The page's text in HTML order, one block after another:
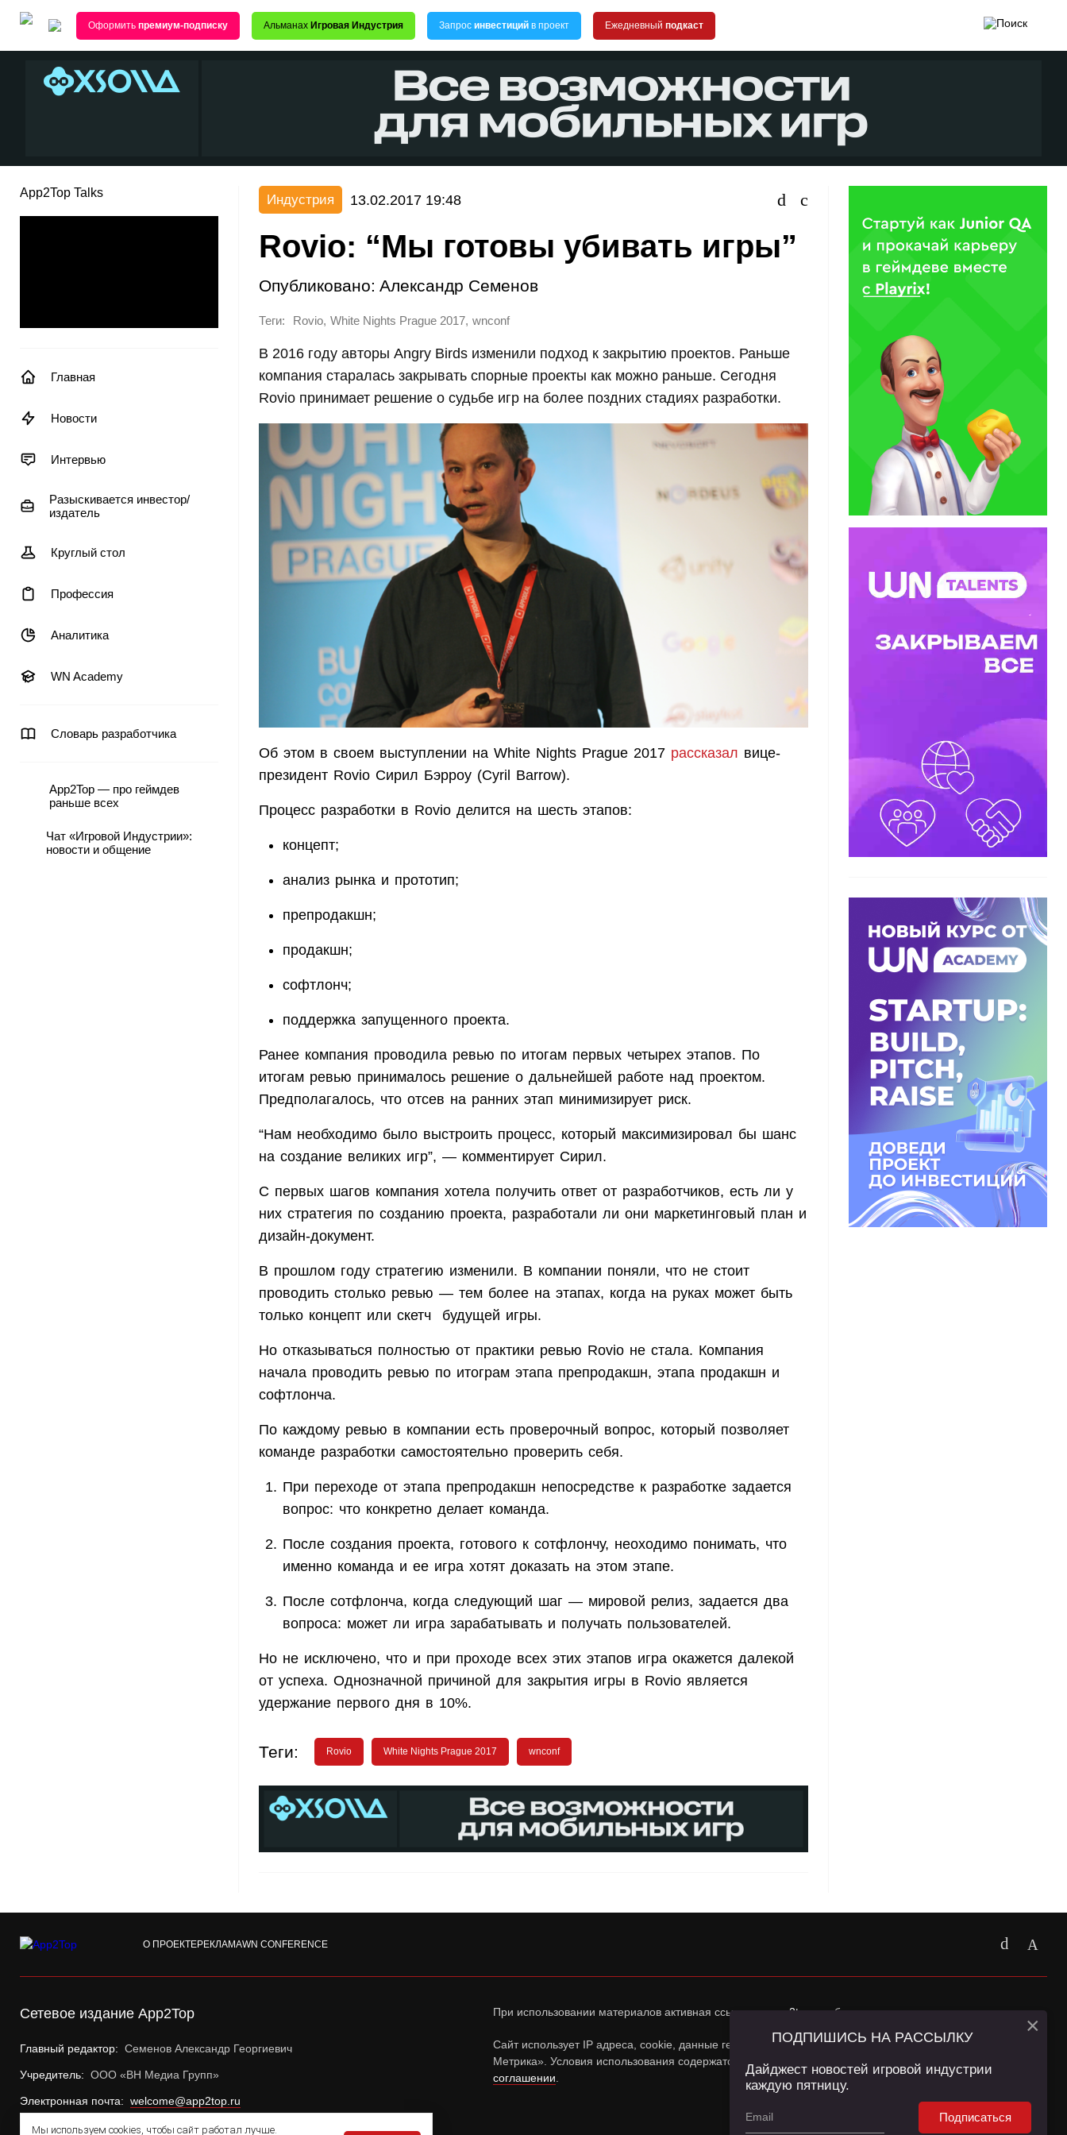
Оформить премиум-подписку Альманах Игровая Индустрия Запрос инвестиций в проект Ежедневный подкаст
App2Top Talks
Главная
Новости
Интервью
Разыскивается инвестор/
издатель
Круглый стол
Профессия
Аналитика
WN Academy
Словарь разработчика
App2Top — про геймдев
раньше всех
Чат «Игровой Индустрии»:
новости и общение
Индустрия 13.02.2017 19:48
Rovio: “Мы готовы убивать игры”
Опубликовано: Александр Семенов
Теги: Rovio, White Nights Prague 2017, wnconf
В 2016 году авторы Angry Birds изменили подход к закрытию проектов. Раньше
компания старалась закрывать спорные проекты как можно раньше. Сегодня
Rovio принимает решение о судьбе игр на более поздних стадиях разработки.
Об этом в своем выступлении на White Nights Prague 2017 рассказал вице-
президент Rovio Сирил Бэрроу (Cyril Barrow).
Процесс разработки в Rovio делится на шесть этапов:
концепт;
анализ рынка и прототип;
препродакшн;
продакшн;
софтлонч;
поддержка запущенного проекта.
Ранее компания проводила ревью по итогам первых четырех этапов. По
итогам ревью принималось решение о дальнейшей работе над проектом.
Предполагалось, что отсев на ранних этап минимизирует риск.
“Нам необходимо было выстроить процесс, который максимизировал бы шанс
на создание великих игр”, — комментирует Сирил.
С первых шагов компания хотела получить ответ от разработчиков, есть ли у
них стратегия по созданию проекта, разработали ли они маркетинговый план и
дизайн-документ.
В прошлом году стратегию изменили. В компании поняли, что не стоит
проводить столько ревью — тем более на этапах, когда на руках может быть
только концепт или скетч будущей игры.
Но отказываться полностью от практики ревью Rovio не стала. Компания
начала проводить ревью по итограм этапа препродакшн, этапа продакшн и
софтлонча.
По каждому ревью в компании есть проверочный вопрос, который позволяет
команде разработки самостоятельно проверить себя.
При переходе от этапа препродакшн непосредстве к разработке задается
вопрос: что конкретно делает команда.
После создания проекта, готового к сотфлончу, неоходимо понимать, что
именно команда и ее игра хотят доказать на этом этапе.
После сотфлонча, когда следующий шаг — мировой релиз, задается два
вопроса: может ли игра зарабатывать и получать пользователей.
Но не исключено, что и при проходе всех этих этапов игра окажется далекой
от успеха. Однозначной причиной для закрытия игры в Rovio является
удержание первого дня в 10%.
Теги: Rovio White Nights Prague 2017 wnconf
О ПРОЕКТЕРЕКЛАМАWN CONFERENCE
Сетевое издание App2Top
Главный редактор: Семенов Александр Георгиевич
Учредитель: ООО «ВН Медиа Групп»
Электронная почта: welcome@app2top.ru
При использовании материалов активная ссылка наapp2top.ruобязательна.
Сайт использует IP адреса, cookie, данные геолокации Пользователей сайта и сервис «Яндекс
Метрика». Условия использования содержатся вПолитике конфиденциальностии
соглашении.
Мы используем cookies, чтобы сайт работал лучше.
ПОДПИШИСЬ НА РАССЫЛКУ
Дайджест новостей игровой индустрии
каждую пятницу.
Подписаться
×